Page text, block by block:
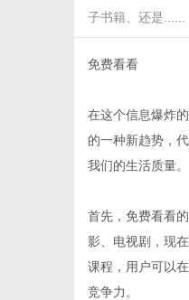
子书籍、还是......
免费看看
在这个信息爆炸
的一种新趋势，
我们的生活质量。
首先，免费看看
影、电视剧，现
课程，用户可以
竞争力。